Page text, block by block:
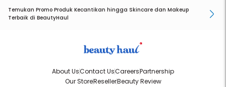
Temukan Promo Produk Kecantikan hingga Skincare dan Makeup
Terbaik di BeautyHaul
About UsContact UsCareersPartnership
Our StoreResellerBeauty Review